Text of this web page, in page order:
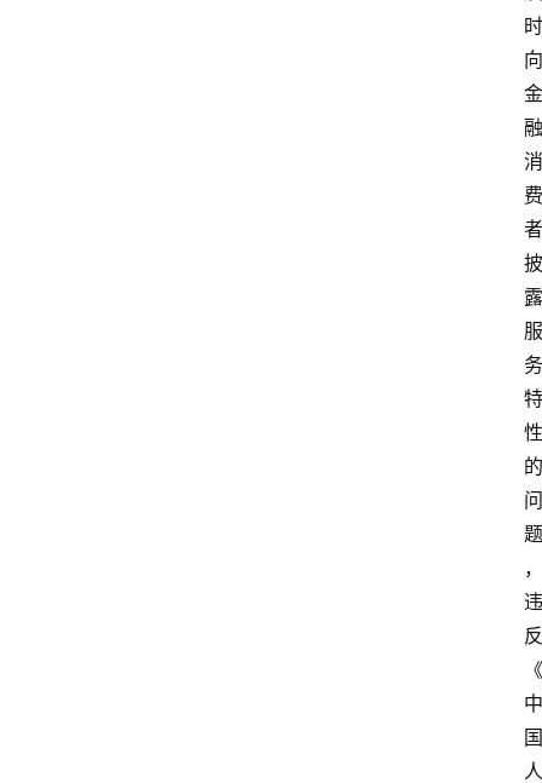
时
向
金
融
消
费
者
披
露
服
务
特
性
的
问
题
，
违
反
《
中
国
人